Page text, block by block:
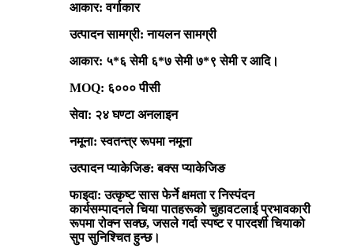
आकार: वर्गाकार
उत्पादन सामग्री: नायलन सामग्री
आकार: ५*६ सेमी ६*७ सेमी ७*९ सेमी र आदि।
MOQ: ६००० पीसी
सेवा: २४ घण्टा अनलाइन
नमूना: स्वतन्त्र रूपमा नमूना
उत्पादन प्याकेजिङ: बक्स प्याकेजिङ
फाइदा: उत्कृष्ट सास फेर्ने क्षमता र निस्पंदन
कार्यसम्पादनले चिया पातहरूको चुहावटलाई प्रभावकारी
रूपमा रोक्न सक्छ, जसले गर्दा स्पष्ट र पारदर्शी चियाको
सुप सुनिश्चित हुन्छ।